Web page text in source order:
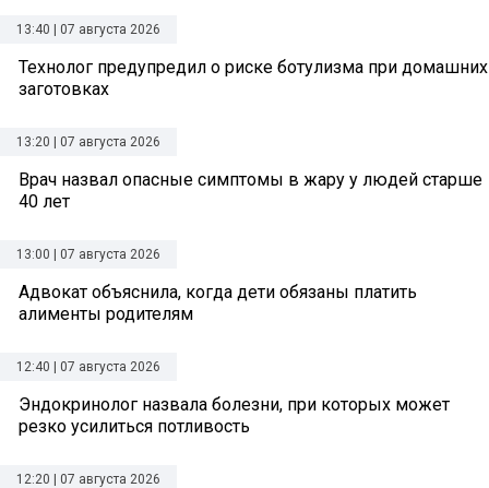
13:40 | 07 августа 2026
Технолог предупредил о риске ботулизма при домашних
заготовках
13:20 | 07 августа 2026
Врач назвал опасные симптомы в жару у людей старше
40 лет
13:00 | 07 августа 2026
Адвокат объяснила, когда дети обязаны платить
алименты родителям
12:40 | 07 августа 2026
Эндокринолог назвала болезни, при которых может
резко усилиться потливость
12:20 | 07 августа 2026